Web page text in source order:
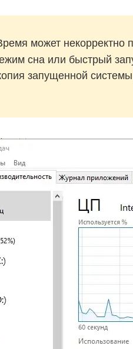
может некорректно
сна или быстрый
запущенной